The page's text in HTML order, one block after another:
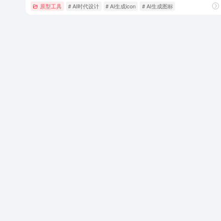
原型工具 # AI时代设计 # AI生成icon # AI生成图标